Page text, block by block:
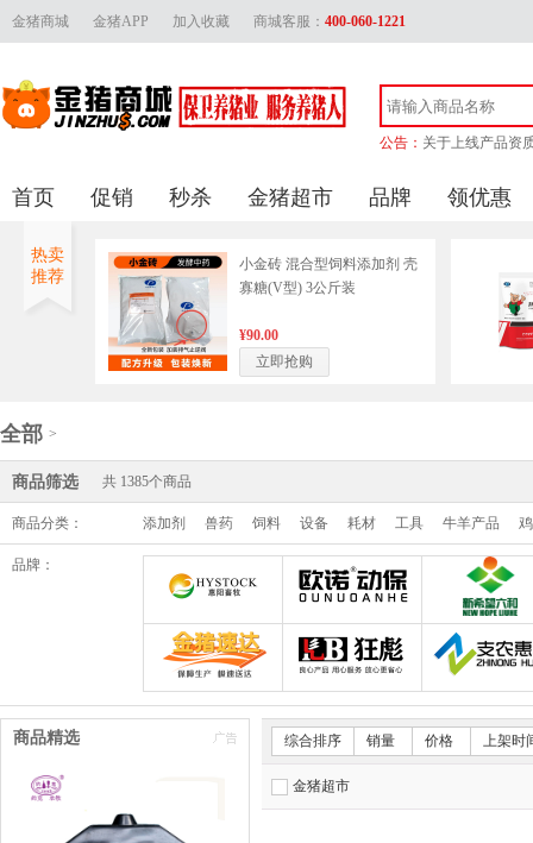
金猪商城 金猪APP 加入收藏 商城客服： 400-060-1221
公告： 关于上线产品资
金猪商城上线产
首页 促销 秒杀 金猪超市 品牌 领优惠
热卖
推荐
小金砖 混合型饲料添加剂 壳
寡糖(V型) 3公斤装
¥90.00
立即抢购
全部 >
商品筛选 共 1385个商品
商品分类： 添加剂 兽药 饲料 设备 耗材 工具 牛羊产品
品牌：
郑州惠阳畜牧科技有限公司欧诺动保旗舰店
金猪速达体验店 狂彪畜牧设备耗
综合排序 销量 价格 上架时
金猪超市
商品精选